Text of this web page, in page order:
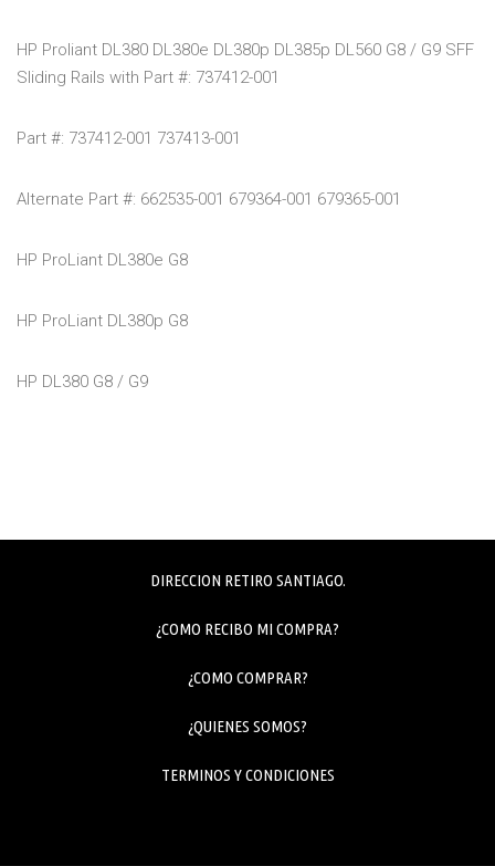
HP Proliant DL380 DL380e DL380p DL385p DL560 G8 / G9 SFF
Sliding Rails with Part #: 737412-001
Part #: 737412-001 737413-001
Alternate Part #: 662535-001 679364-001 679365-001
HP ProLiant DL380e G8
HP ProLiant DL380p G8
HP DL380 G8 / G9
DIRECCION RETIRO SANTIAGO.
¿COMO RECIBO MI COMPRA?
¿COMO COMPRAR?
¿QUIENES SOMOS?
TERMINOS Y CONDICIONES